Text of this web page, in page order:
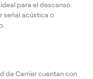
para el descanso
señal acústica o
de Carrier cuentan con